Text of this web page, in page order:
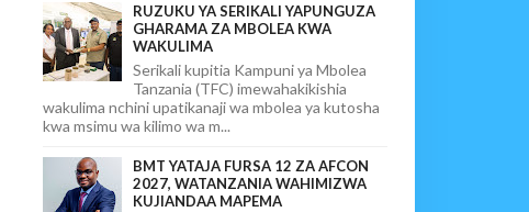
RUZUKU YA SERIKALI YAPUNGUZA
GHARAMA ZA MBOLEA KWA
WAKULIMA
Serikali kupitia Kampuni ya Mbolea
Tanzania (TFC) imewahakikishia
wakulima nchini upatikanaji wa mbolea ya kutosha
kwa msimu wa kilimo wa m...
BMT YATAJA FURSA 12 ZA AFCON
2027, WATANZANIA WAHIMIZWA
KUJIANDAA MAPEMA